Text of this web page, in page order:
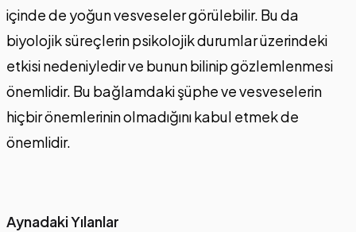
içinde de yoğun vesveseler görülebilir. Bu da
biyolojik süreçlerin psikolojik durumlar üzerindeki
etkisi nedeniyledir ve bunun bilinip gözlemlenmesi
önemlidir. Bu bağlamdaki şüphe ve vesveselerin
hiçbir önemlerinin olmadığını kabul etmek de
önemlidir.
Aynadaki Yılanlar